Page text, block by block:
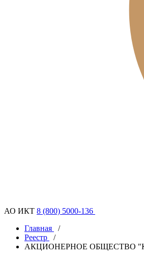
АО ИКТ 8 (800) 5000-136
Главная
/
Реестр
/
АКЦИОНЕРНОЕ ОБЩЕСТВО